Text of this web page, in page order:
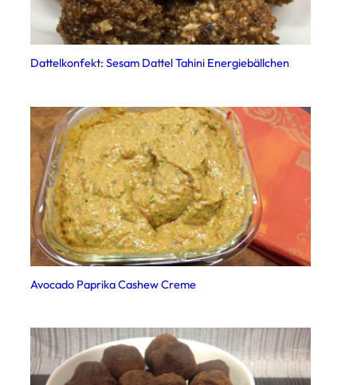
Dattelkonfekt: Sesam Dattel Tahini Energiebällchen
Avocado Paprika Cashew Creme